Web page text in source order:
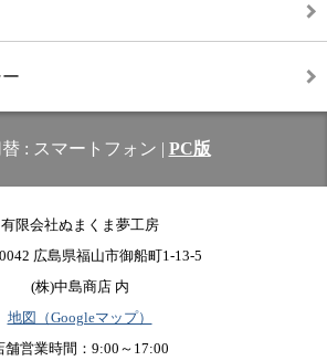
: スマートフォン | PC版
有限会社ぬまくま夢工房
広島県福山市御船町1-13-5
(株)中島商店 内
地図（Googleマップ）
舗営業時間：9:00～17:00